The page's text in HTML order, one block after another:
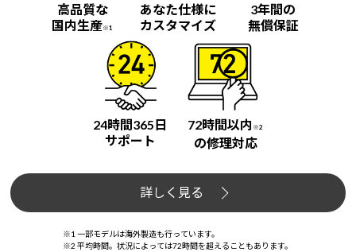
高品質な
国内生産※1
あなた仕様に
カスタマイズ
3年間の
無償保証
24時間365日
サポート
72時間以内 ※2
の修理対応
詳しく見る
※1 一部モデルは海外製造も行っています。
※2 平均時間。状況によっては72時間を超えることもあります。